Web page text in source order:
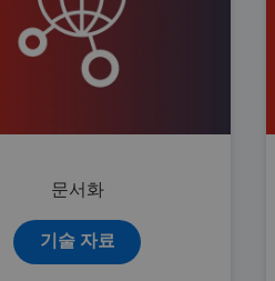
문서화
기술 자료